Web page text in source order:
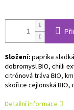
Složení: paprika
dobromysl BIO, chilli
citrónová tráva BIO,
skořice cejlonská BIO,
Detailní informace